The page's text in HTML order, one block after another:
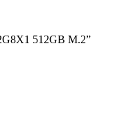
512GB M.2”